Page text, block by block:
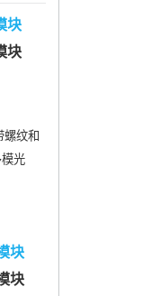
块
块
螺纹和
光
块
块